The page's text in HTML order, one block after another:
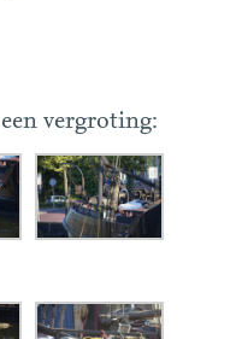
vergroting: